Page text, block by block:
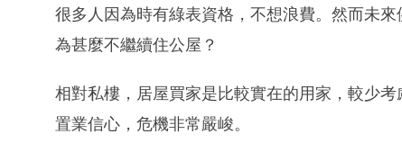
很多人因為時有綠表資格，不想浪費。然而未
為甚麼不繼續住公屋？
相對私樓，居屋買家是比較實在的用家，較少
置業信心，危機非常嚴峻。